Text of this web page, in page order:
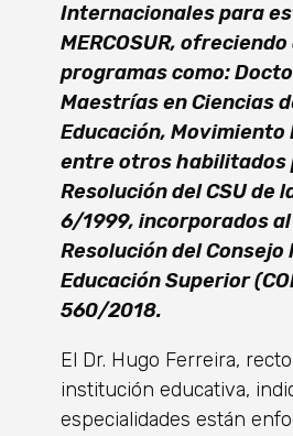
Internacionales para
MERCOSUR,
programas como:
Maestrías en Ciencias
Educación, Movimiento
entre otros habilitados
Resolución del CSU de
6/1999, incorporados
Resolución del Consejo
Educación Superior
560/2018.
El Dr. Hugo Ferreira,
institución educativa,
especialidades están